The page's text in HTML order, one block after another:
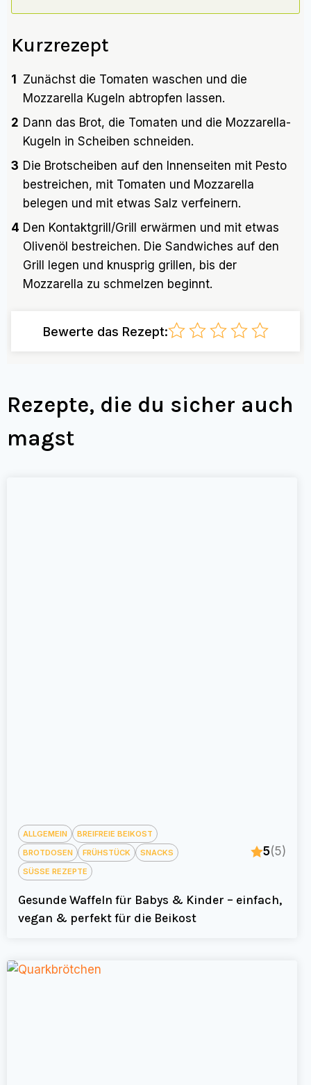
Kurzrezept
1
Zunächst die Tomaten waschen und die
Mozzarella Kugeln abtropfen lassen.
2 Dann das Brot, die Tomaten und die Mozzarella-
Kugeln in Scheiben schneiden.
3 Die Brotscheiben auf den Innenseiten mit Pesto
bestreichen, mit Tomaten und Mozzarella
belegen und mit etwas Salz verfeinern.
4 Den Kontaktgrill/Grill erwärmen und mit etwas
Olivenöl bestreichen. Die Sandwiches auf den
Grill legen und knusprig grillen, bis der
Mozzarella zu schmelzen beginnt.
Bewerte das Rezept:
Rezepte, die du sicher auch
magst
ALLGEMEIN
BREIFREIE BEIKOST
BROTDOSEN
FRÜHSTÜCK
SNACKS
SÜSSE REZEPTE
5(5)
Gesunde Waffeln für Babys & Kinder – einfach,
vegan & perfekt für die Beikost